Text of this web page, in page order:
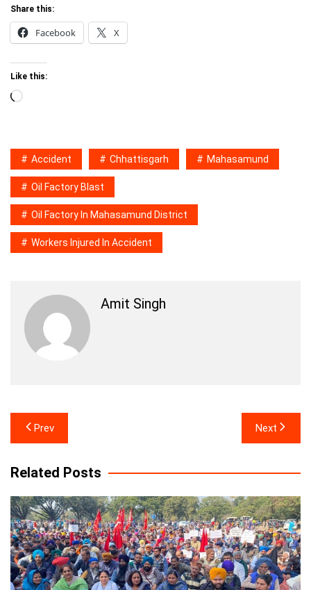
Share this:
Facebook X
Like this:
Loading…
Accident Chhattisgarh Mahasamund
Oil Factory Blast
Oil Factory In Mahasamund District
Workers Injured In Accident
Amit Singh
Post
navigation
Prev Next
Related Posts